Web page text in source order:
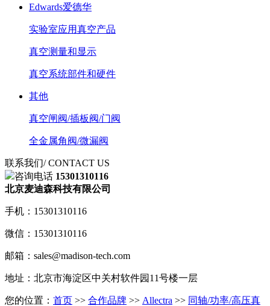
Edwards爱德华
实验室应用真空产品
真空测量和显示
真空系统部件和硬件
其他
真空闸阀/插板阀/门阀
全金属角阀/微漏阀
联系我们/ CONTACT US
咨询电话 15301310116
北京麦迪森科技有限公司
手机：15301310116
微信：15301310116
邮箱：sales@madison-tech.com
地址：北京市海淀区中关村软件园11号楼一层
您的位置： 首页 >> 合作品牌 >> Allectra >> 同轴/功率/高压真